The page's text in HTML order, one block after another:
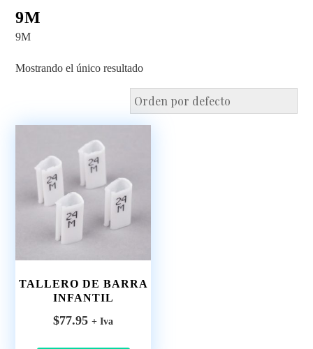
9M
9M
Mostrando el único resultado
TALLERO DE BARRA
INFANTIL
$77.95 + Iva